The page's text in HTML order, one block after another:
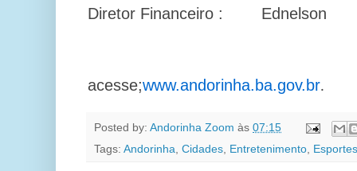
Diretor Financeiro : Ednelson
acesse;www.andorinha.ba.gov.br.
Posted by: Andorinha Zoom às 07:15
Tags: Andorinha Cidades Entretenimento Esportes